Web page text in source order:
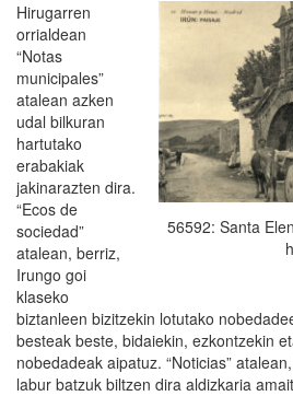
56592: Santa
Hirugarren
orrialdean
“Notas
municipales”
atalean azken
udal bilkuran
hartutako
erabakiak
jakinarazten dira.
“Ecos de
sociedad”
atalean, berriz,
Irungo goi
klaseko
biztanleen bizitzekin lotutako
besteak beste, bidaiekin, ezkontzekin
nobedadeak aipatuz. “Noticias”
labur batzuk biltzen dira aldizkaria